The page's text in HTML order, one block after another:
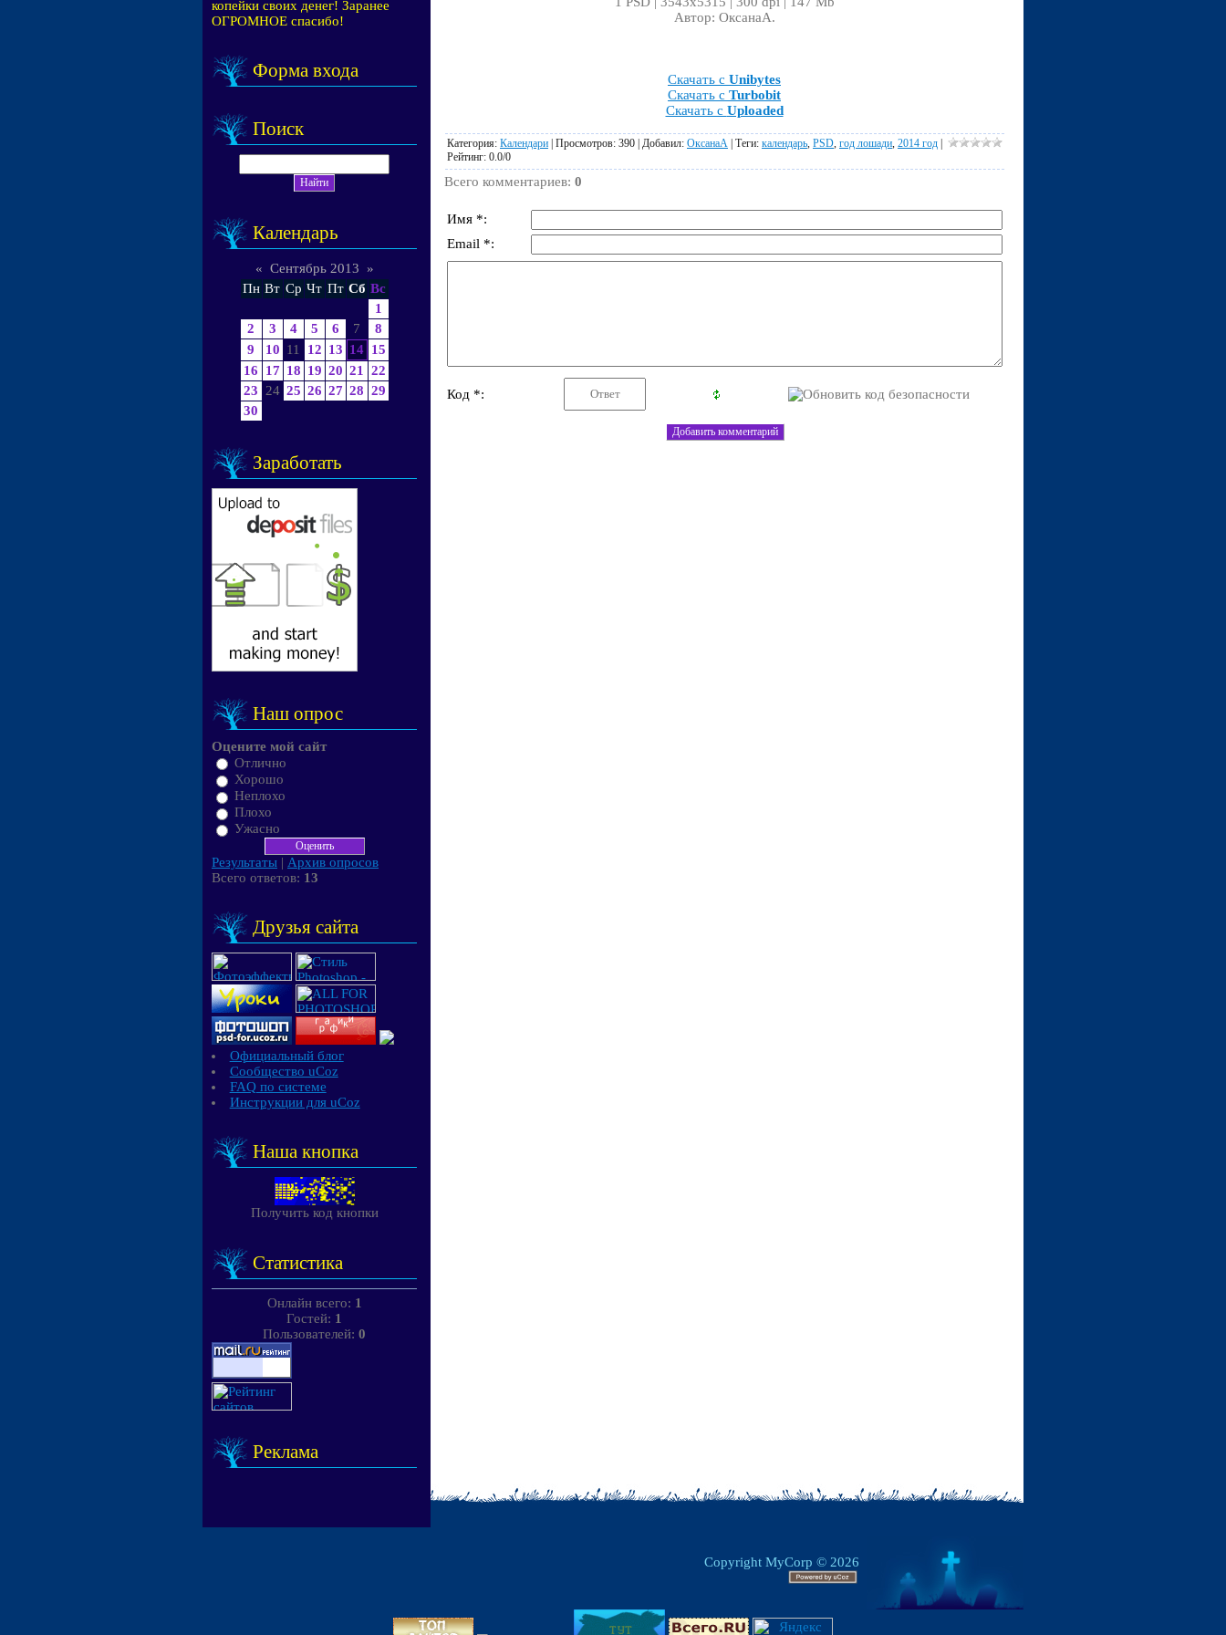
копейки своих денег! Заранее
ОГРОМНОЕ спасибо!
Форма входа
Поиск
Календарь
« Сентябрь 2013
»
Пн Вт Ср Чт Пт Сб Вс
1
2
3 4 5 6 7
8
9
10 11 12 13 14 15
16
17 18 19 20 21
22
23
24 25 26 27 28 29
30
Заработать
Наш опрос
Оцените мой сайт
Отлично
Хорошо
Неплохо
Плохо
Ужасно
Результаты | Архив опросов
Всего ответов: 13
Друзья сайта
Официальный блог
Сообщество uCoz
FAQ по системе
Инструкции для uCoz
Наша кнопка
Получить код кнопки
Статистика
Онлайн всего: 1
Гостей: 1
Пользователей: 0
Реклама
Автор: ОксанаА.
Скачать с Unibytes
Скачать с Turbobit
Скачать с Uploaded
Категория: Календари | Просмотров: 390 | Добавил: ОксанаА | Теги: календарь PSD год лошади 2014 год |
Рейтинг: 0.0/0
Всего комментариев: 0
Имя *:
Email *:
Код *:
Copyright MyCorp © 2026